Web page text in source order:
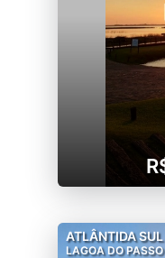
- Ping Pong/
- Quiosques
- Playground
- Pista de Skate
- Cancha de
- Pet Care
ATLÂNTIDA SUL
LAGOA DO PASSO